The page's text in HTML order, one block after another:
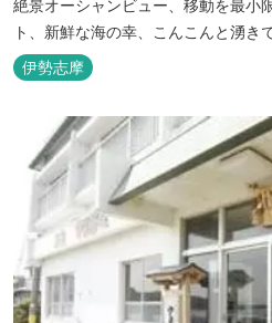
絶景オーシャンビュー、移動を最小
ト、新鮮な海の幸、こんこんと湧き
キ〜いじか灯台テラス〜からの眺望
伊勢志摩